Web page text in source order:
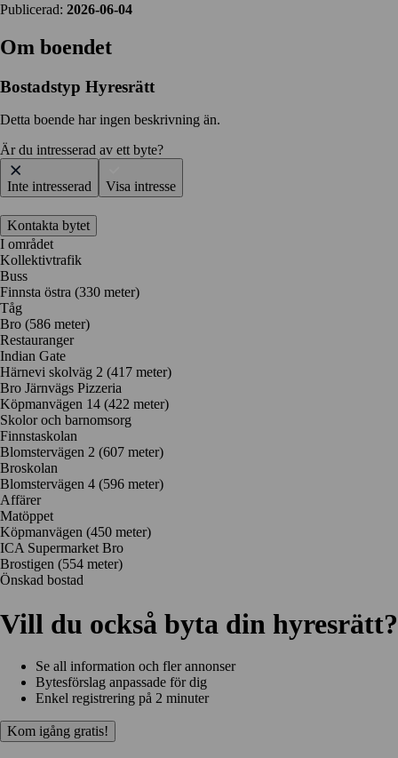
Publicerad: 2026-06-04
Om boendet
Bostadstyp Hyresrätt
Detta boende har ingen beskrivning än.
Är du intresserad av ett byte?
Inte intresserad Visa intresse
Kontakta bytet
I området
Kollektivtrafik
Buss
Finnsta östra (330 meter)
Tåg
Bro (586 meter)
Restauranger
Indian Gate
Härnevi skolväg 2 (417 meter)
Bro Järnvägs Pizzeria
Köpmanvägen 14 (422 meter)
Skolor och barnomsorg
Finnstaskolan
Blomstervägen 2 (607 meter)
Broskolan
Blomstervägen 4 (596 meter)
Affärer
Matöppet
Köpmanvägen (450 meter)
ICA Supermarket Bro
Brostigen (554 meter)
Önskad bostad
Vill du också byta din hyresrätt?
Se all information och fler annonser
Bytesförslag anpassade för dig
Enkel registrering på 2 minuter
Kom igång gratis!